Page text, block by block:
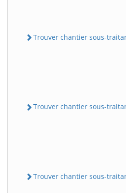
Trouver chantier sous-
Trouver chantier sous-
Trouver chantier sous-